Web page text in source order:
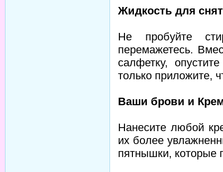
Жидкость для
Не пробуйте
перемажетесь.
салфетку,
только приложите,
Ваши брови и
Нанесите любой
их более
пятнышки, которые